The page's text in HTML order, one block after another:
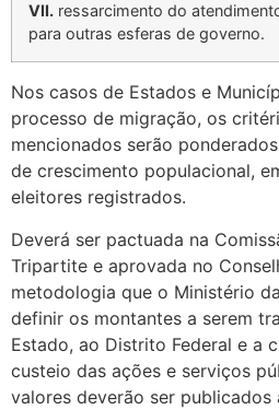
VII. ressarcimento do
para outras esferas de governo.
Nos casos de Estados e
processo de migração, os
mencionados serão
de crescimento populacional,
eleitores registrados.
Deverá ser pactuada na
Tripartite e aprovada no
metodologia que o Ministério
definir os montantes a serem
Estado, ao Distrito Federal e a
custeio das ações e serviços
valores deverão ser publicados